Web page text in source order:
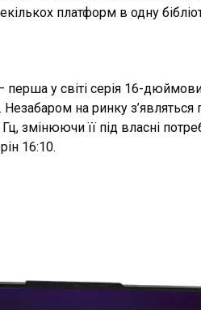
платформ в одну
перша у світі серія 16-
на ринку
Гц, змінюючи її під власні
16:10.